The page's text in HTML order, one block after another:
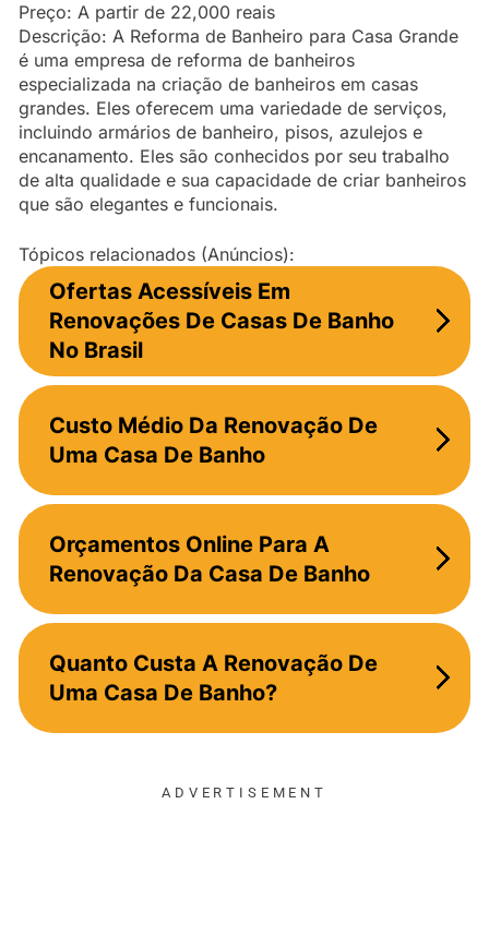
Preço: A partir de 22,000 reais
Descrição: A Reforma de Banheiro para Casa Grande
é uma empresa de reforma de banheiros
especializada na criação de banheiros em casas
grandes. Eles oferecem uma variedade de serviços,
incluindo armários de banheiro, pisos, azulejos e
encanamento. Eles são conhecidos por seu trabalho
de alta qualidade e sua capacidade de criar banheiros
que são elegantes e funcionais.
Tópicos relacionados (Anúncios):
Ofertas Acessíveis Em
Renovações De Casas De Banho
No Brasil
Custo Médio Da Renovação De
Uma Casa De Banho
Orçamentos Online Para A
Renovação Da Casa De Banho
Quanto Custa A Renovação De
Uma Casa De Banho?
ADVERTISEMENT